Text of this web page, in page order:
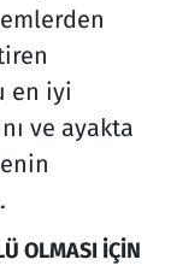
en iyi
ve ayakta
OLMASI İÇİN